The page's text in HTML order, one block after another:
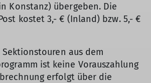
Konstanz) übergeben. Die
kostet 3,- € (Inland) bzw. 5,- €
aus dem
ist keine Vorauszahlung
erfolgt über die